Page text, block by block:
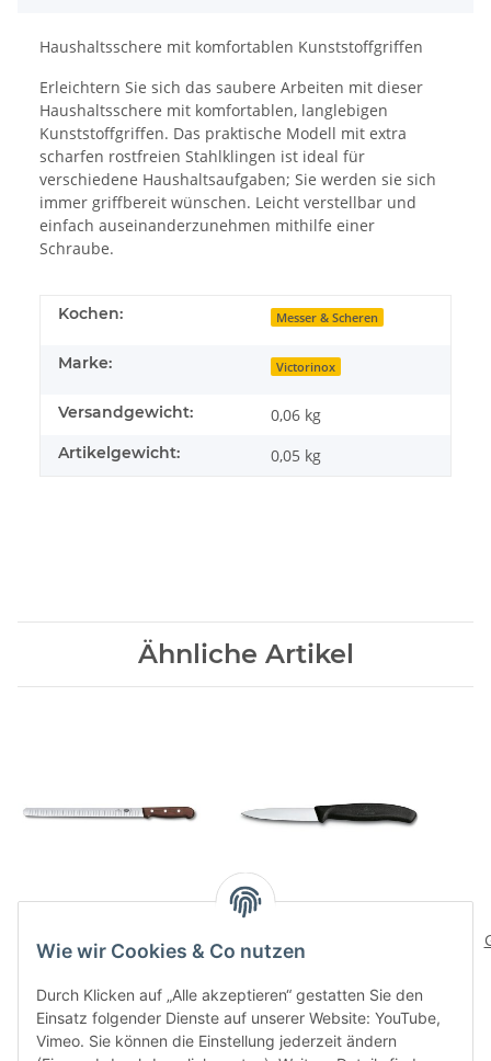
Haushaltsschere mit komfortablen Kunststoffgriffen
Erleichtern Sie sich das saubere Arbeiten mit dieser
Haushaltsschere mit komfortablen, langlebigen
Kunststoffgriffen. Das praktische Modell mit extra
scharfen rostfreien Stahlklingen ist ideal für
verschiedene Haushaltsaufgaben; Sie werden sie sich
immer griffbereit wünschen. Leicht verstellbar und
einfach auseinanderzunehmen mithilfe einer
Schraube.
Kochen: Messer & Scheren
Marke: Victorinox
Versandgewicht: 0,06 kg
Artikelgewicht: 0,05 kg
Ähnliche Artikel
Kullenschlif, Wood
69,00 CHF*
schwarz
4,90 CHF
Wie wir Cookies & Co nutzen
Durch Klicken auf „Alle akzeptieren“ gestatten Sie den
Einsatz folgender Dienste auf unserer Website: YouTube,
Vimeo. Sie können die Einstellung jederzeit ändern